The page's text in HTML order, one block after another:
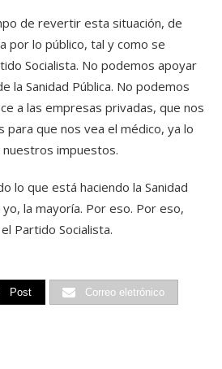
de revertir esta situación, de
por lo público, tal y como se
Socialista. No podemos apoyar
la Sanidad Pública. No podemos
a las empresas privadas, que nos
para que nos vea el médico, ya lo
impuestos.
lo que está haciendo la Sanidad
la mayoría. Por eso. Por eso,
Partido Socialista.
Post Correo eletrónico